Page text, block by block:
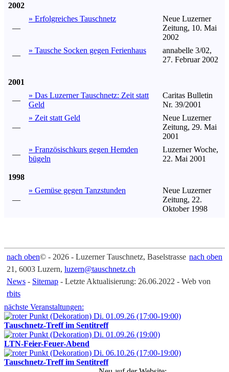
2002
—
» Erfolgreiches Tauschnetz
Neue Luzerner
Zeitung, 10. Mai
2002
—
» Tausche Socken gegen Ferienhaus
annabelle 3/02,
27. Februar 2002
2001
—
» Das Luzerner Tauschnetz: Zeit statt
Geld
Caritas Bulletin
Nr. 39/2001
—
» Zeit statt Geld
Neue Luzerner
Zeitung, 29. Mai
2001
—
» Französischkurs gegen Hemden
bügeln
Luzerner Woche,
22. Mai 2001
1998
—
» Gemüse gegen Tanzstunden
Neue Luzerner
Zeitung, 22.
Oktober 1998
nach oben nach oben
© - 2026 - Luzerner Tauschnetz, Baselstrasse
21, 6003 Luzern, luzern@tauschnetz.ch
News - Sitemap - Letzte Aktualisierung: 26.06.2022 - Web von
rbits
nächste Veranstaltungen:
Di. 01.09.26 (17:00-19:00)
Tauschnetz-Treff im Sentitreff
Di. 01.09.26 (19:00)
LTN-Feier-Feuer-Abend
Di. 06.10.26 (17:00-19:00)
Tauschnetz-Treff im Sentitreff